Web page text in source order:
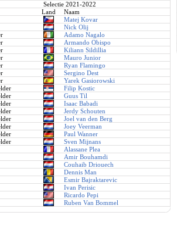
Selectie 2021-2022
Land
Naam
Matej Kovar
Nick Olij
Adamo Nagalo
Armando Obispo
Kiliann Sildillia
Mauro Junior
Ryan Flamingo
Sergino Dest
Yarek Gasiorowski
Filip Kostic
Guus Til
Isaac Babadi
Jerdy Schouten
Joel van den Berg
Joey Veerman
Paul Wanner
Sven Mijnans
Alassane Plea
Amir Bouhamdi
Couhaib Driouech
Dennis Man
Esmir Bajraktarevic
Ivan Perisic
Ricardo Pepi
Ruben Van Bommel